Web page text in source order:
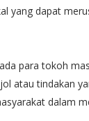
yang dapat
para tokoh
atau tindakan
dalam